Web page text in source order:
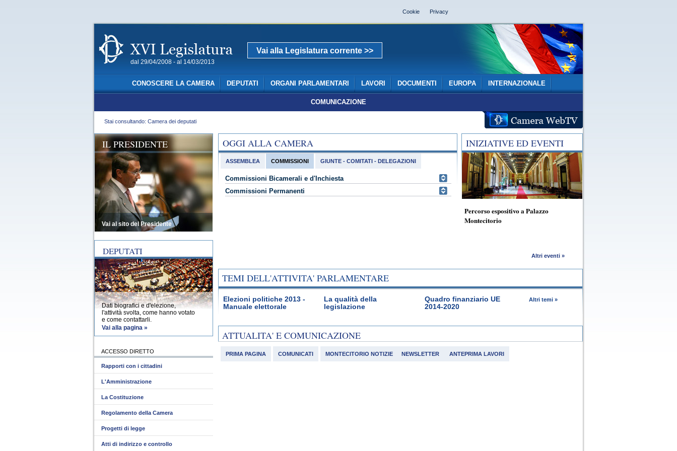
Cookie Privacy
dal 29/04/2008 - al 14/03/2013
Vai alla Legislatura corrente >>
CONOSCERE LA CAMERA DEPUTATI ORGANI PARLAMENTARI LAVORI DOCUMENTI EUROPA INTERNAZIONALE
COMUNICAZIONE
Stai consultando: Camera dei deputati
OGGI ALLA CAMERA
ASSEMBLEA COMMISSIONI
Commissioni Bicamerali e d'Inchiesta
Commissioni Permanenti
GIUNTE - COMITATI - DELEGAZIONI
INIZIATIVE ED EVENTI
Percorso espositivo a Palazzo
Montecitorio
Altri eventi »
TEMI DELL'ATTIVITA' PARLAMENTARE
Elezioni politiche 2013 -
Manuale elettorale
La qualità della
legislazione
Quadro finanziario UE
2014-2020
Altri temi »
ATTUALITA' E COMUNICAZIONE
PRIMA PAGINA COMUNICATI MONTECITORIO NOTIZIE ANTEPRIMA LAVORI
NEWSLETTER
IL PRESIDENTE
Vai al sito del Presidente
DEPUTATI
Dati biografici e d'elezione,
l'attività svolta, come hanno votato
e come contattarli.
Vai alla pagina »
ACCESSO DIRETTO
Rapporti con i cittadini
L'Amministrazione
La Costituzione
Regolamento della Camera
Progetti di legge
Atti di indirizzo e controllo